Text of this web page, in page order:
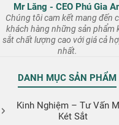
Mr Lăng - CEO Phú Gia
Chúng tôi cam kết mang đến
khách hàng những sản phẩm
sắt chất lượng cao với giá cả
nhất.
DANH MỤC SẢN PHẨM
Kinh Nghiệm – Tư Vấn
Két Sắt